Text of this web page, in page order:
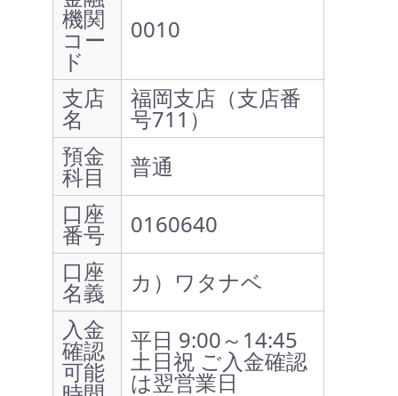
機関
コー
ド
0010
支店
名
福岡支店（支店番
号711）
預金
科目
普通
口座
番号
0160640
口座
名義
カ）ワタナベ
入金
確認
可能
平日 9:00～14:45
土日祝 ご入金確認
は翌営業日